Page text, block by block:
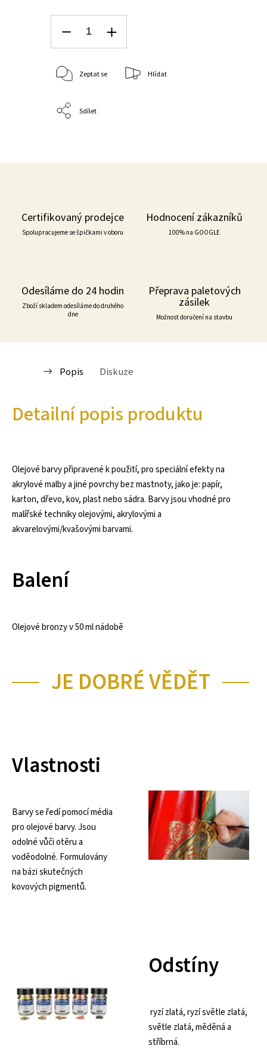
Zeptat se Hlídat
Sdílet
Certifikovaný prodejce
Spolupracujeme se špičkami v oboru
Hodnocení zákazníků
100% na GOOGLE
Odesíláme do 24 hodin
Zboží skladem odesíláme do druhého
dne
Přeprava paletových
zásilek
Možnost doručení na stavbu
Popis Diskuze
Detailní popis produktu
Olejové barvy připravené k použití, pro speciální efekty na
akrylové malby a jiné povrchy bez mastnoty, jako je: papír,
karton, dřevo, kov, plast nebo sádra. Barvy jsou vhodné pro
malířské techniky olejovými, akrylovými a
akvarelovými/kvašovými barvami.
Balení
Olejové bronzy v 50 ml nádobě
JE DOBRÉ VĚDĚT
Vlastnosti
Barvy se ředí pomocí média
pro olejové barvy. Jsou
odolné vůči otěru a
voděodolné. Formulovány
na bázi skutečných
kovových pigmentů.
Odstíny
ryzí zlatá, ryzí světle zlatá,
světle zlatá, měděná a
stříbrná.